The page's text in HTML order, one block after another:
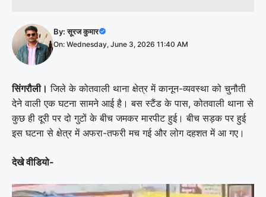
By:सूरज कुमार
On: Wednesday, June 3, 2026 11:40 AM
सिंगरौली। जिले के कोतवाली थाना क्षेत्र में कानून-व्यवस्था को चुनौती
देने वाली एक घटना सामने आई है। बस स्टैंड के पास, कोतवाली थाना से
कुछ ही दूरी पर दो गुटों के बीच जमकर मारपीट हुई। बीच सड़क पर हुई
इस घटना से क्षेत्र में अफरा-तफरी मच गई और लोग दहशत में आ गए।
देखे वीडियो-
Video